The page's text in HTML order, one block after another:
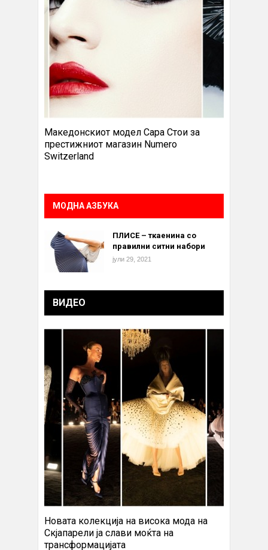
Македонскиот модел Сара Стои за
престижниот магазин Numero
Switzerland
МОДНА АЗБУКА
ПЛИСЕ – ткаенина со
правилни ситни набори
јули 29, 2021
ВИДЕО
Новата колекција на висока мода на
Скјапарели ја слави моќта на
трансформацијата